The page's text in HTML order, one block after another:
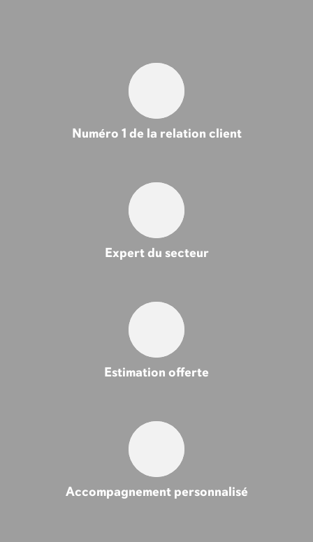
Numéro 1 de la relation client
Expert du secteur
Estimation offerte
Accompagnement personnalisé